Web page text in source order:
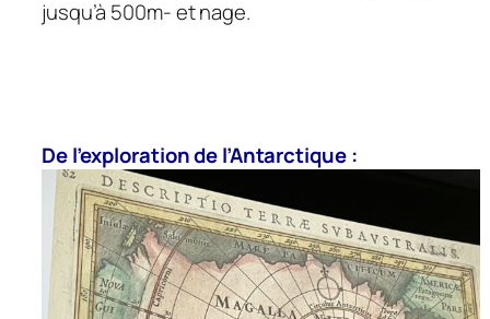
jusqu’à 500m- et nage.
De l’exploration de l’Antarctique :